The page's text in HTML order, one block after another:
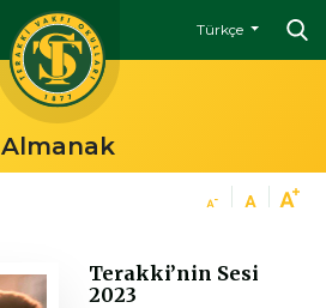
Türkçe
Almanak
Terakki’nin Sesi
2023